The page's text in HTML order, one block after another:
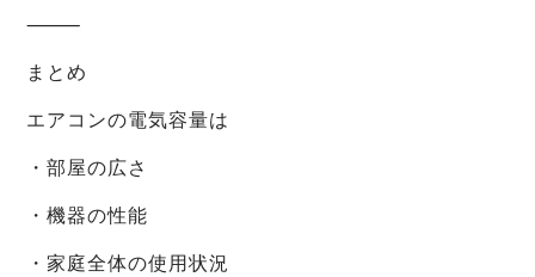
⸻
まとめ
エアコンの電気容量は
・部屋の広さ
・機器の性能
・家庭全体の使用状況